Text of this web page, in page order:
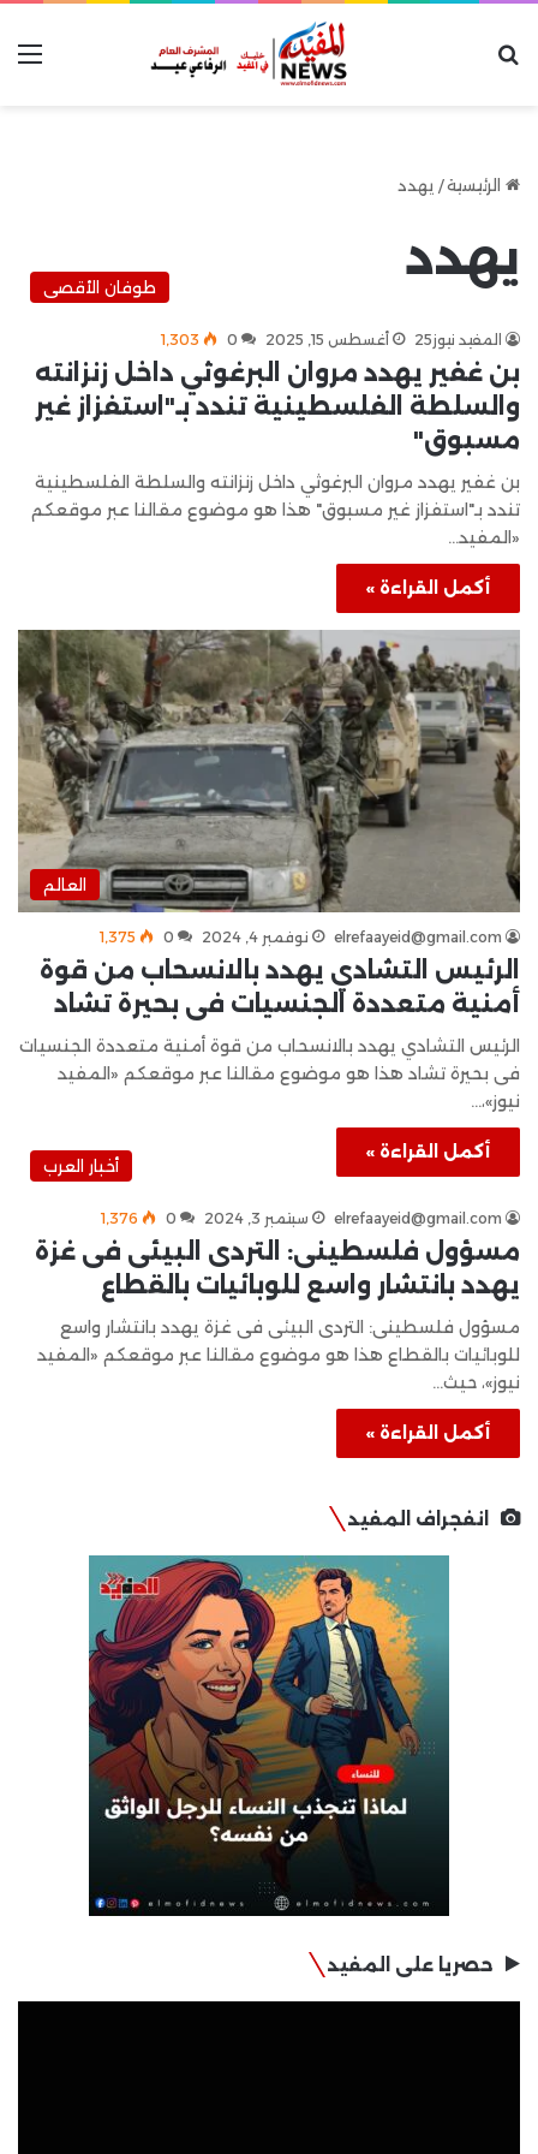
الرئيسية/ يهدد
يهدد
طوفان الأقصى
المفيد نيوز25 أغسطس 15, 2025 0 1٬303
بن غفير يهدد مروان البرغوثي داخل زنزانته
والسلطة الفلسطينية تندد بـ"استفزاز غير
مسبوق"
بن غفير يهدد مروان البرغوثي داخل زنزانته والسلطة الفلسطينية
تندد بـ"استفزاز غير مسبوق" هذا هو موضوع مقالنا عبر موقعكم
«المفيد…
أكمل القراءة »
العالم
elrefaayeid@gmail.com نوفمبر 4, 2024 0 1٬375
الرئيس التشادي يهدد بالانسحاب من قوة
أمنية متعددة الجنسيات فى بحيرة تشاد
الرئيس التشادي يهدد بالانسحاب من قوة أمنية متعددة الجنسيات
فى بحيرة تشاد هذا هو موضوع مقالنا عبر موقعكم «المفيد
نيوز»،…
أكمل القراءة »
أخبار العرب
elrefaayeid@gmail.com سبتمبر 3, 2024 0 1٬376
مسؤول فلسطينى: التردى البيئى فى غزة
يهدد بانتشار واسع للوبائيات بالقطاع
مسؤول فلسطينى: التردى البيئى فى غزة يهدد بانتشار واسع
للوبائيات بالقطاع هذا هو موضوع مقالنا عبر موقعكم «المفيد
نيوز»، حيث…
أكمل القراءة »
انفجراف المفيد
حصريا على المفيد